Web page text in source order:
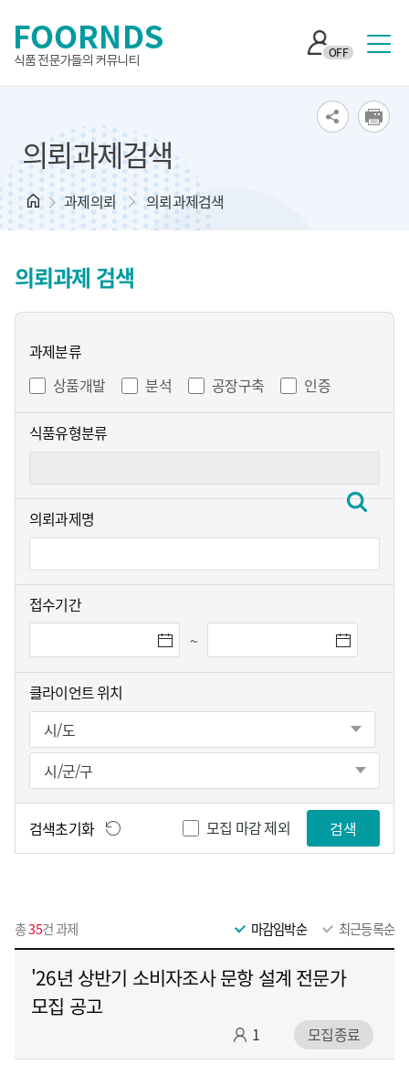
OFF
의뢰과제검색
과제의뢰 의뢰과제검색
의뢰과제 검색
과제분류
상품개발
분석 공장구축 인증
식품유형분류
의뢰과제명
접수기간
~
클라이언트 위치
검색초기화 모집 마감 제외 검색
총35건 과제 마감임박순 최근등록순
'26년 상반기 소비자조사 문항 설계 전문가
모집 공고
1 모집종료